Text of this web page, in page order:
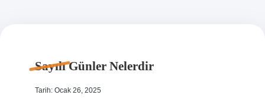
Sayılı Günler Nelerdir
Tarih: Ocak 26, 2025